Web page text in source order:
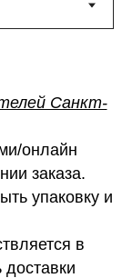
Санкт-
онлайн
заказа.
упаковку и
в